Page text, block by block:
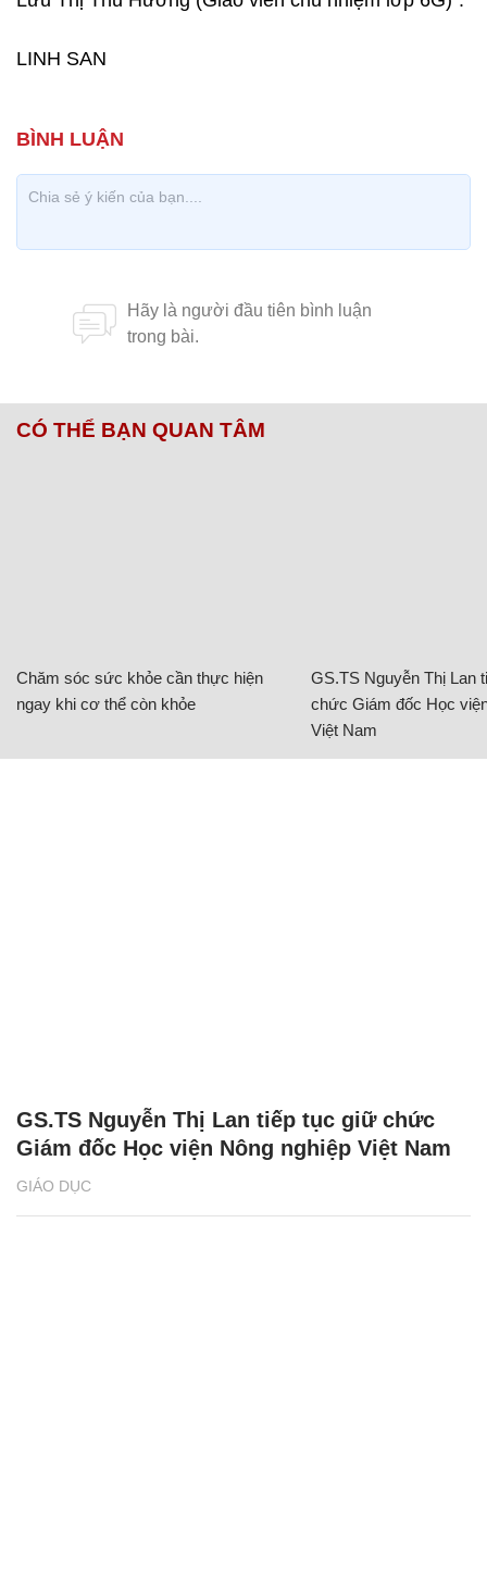
LINH SAN
CÓ THỂ BẠN QUAN TÂM
Chăm sóc sức khỏe cần thực hiện
ngay khi cơ thể còn khỏe
GS.TS Nguyễn Thị Lan
chức Giám đốc Học
Việt Nam
GIÁO DỤC
GS.TS Nguyễn Thị Lan tiếp tục giữ chức
Giám đốc Học viện Nông nghiệp Việt Nam